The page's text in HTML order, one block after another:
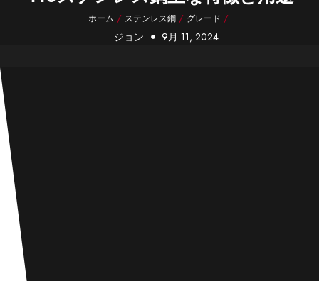
ホーム / ステンレス鋼/ グレード /
ジョン 9月 11, 2024